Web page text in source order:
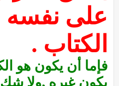
على نفسه
الكتاب .
فإما أن يكون هو
يكون غيره ,ولا